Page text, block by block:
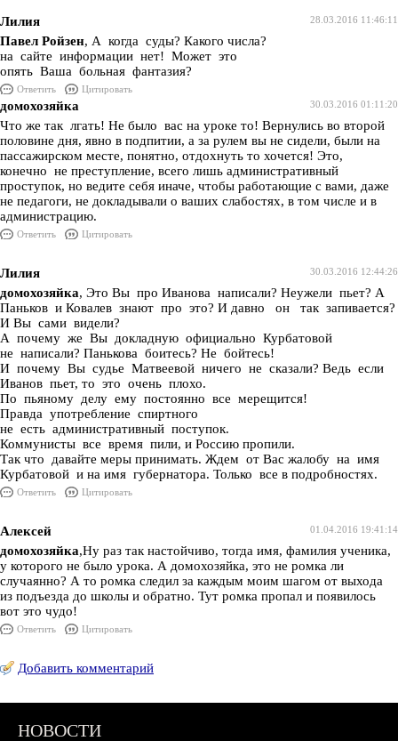
28.03.2016 11:46:11
Лилия
Павел Ройзен, А когда суды? Какого числа?
на сайте информации нет! Может это
опять Ваша больная фантазия?
Ответить
Цитировать
30.03.2016 01:11:20
домохозяйка
Что же так лгать! Не было вас на уроке то! Вернулись во второй
половине дня, явно в подпитии, а за рулем вы не сидели, были на
пассажирском месте, понятно, отдохнуть то хочется! Это,
конечно не преступление, всего лишь административный
проступок, но ведите себя иначе, чтобы работающие с вами, даже
не педагоги, не докладывали о ваших слабостях, в том числе и в
администрацию.
Ответить Цитировать
30.03.2016 12:44:26
Лилия
домохозяйка, Это Вы про Иванова написали? Неужели пьет? А
Паньков и Ковалев знают про это? И давно он так запивается?
И Вы сами видели?
А почему же Вы докладную официально Курбатовой
не написали? Панькова боитесь? Не бойтесь!
И почему Вы судье Матвеевой ничего не сказали? Ведь если
Иванов пьет, то это очень плохо.
По пьяному делу ему постоянно все мерещится!
Правда употребление спиртного
не есть административный поступок.
Коммунисты все время пили, и Россию пропили.
Так что давайте меры принимать. Ждем от Вас жалобу на имя
Курбатовой и на имя губернатора. Только все в подробностях.
Ответить Цитировать
01.04.2016 19:41:14
Алексей
домохозяйка,Ну раз так настойчиво, тогда имя, фамилия ученика,
у которого не было урока. А домохозяйка, это не ромка ли
случаянно? А то ромка следил за каждым моим шагом от выхода
из подъезда до школы и обратно. Тут ромка пропал и появилось
вот это чудо!
Ответить Цитировать
Добавить комментарий
НОВОСТИ